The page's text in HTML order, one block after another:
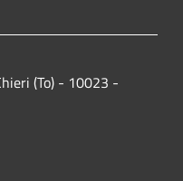
(To) - 10023 -